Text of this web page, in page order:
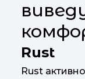
Rust
Rust